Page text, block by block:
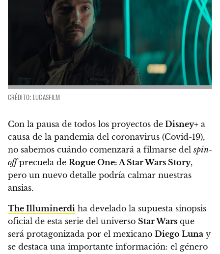
CRÉDITO: LUCASFILM
Con la pausa de todos los proyectos de Disney+ a
causa de la pandemia del coronavirus (Covid-19),
no sabemos cuándo comenzará a filmarse delspin-
offprecuela de Rogue One: A Star Wars Story,
pero un nuevo detalle podría calmar nuestras
ansias.
The Illuminerdi ha develado la supuesta sinopsis
oficial de esta serie del universo Star Wars que
será protagonizada por el mexicano Diego Luna y
se destaca una importante información: el género